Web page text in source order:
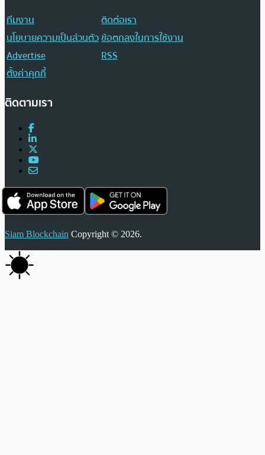
ทีมงาน
ติดต่อเรา
นโยบายความเป็นส่วนตัวข้อตกลงในการใช้งาน
Advertise
RSS
ตั้งค่าคุกกี้
ติดตามเรา
Siam Blockchain Copyright © 2026.